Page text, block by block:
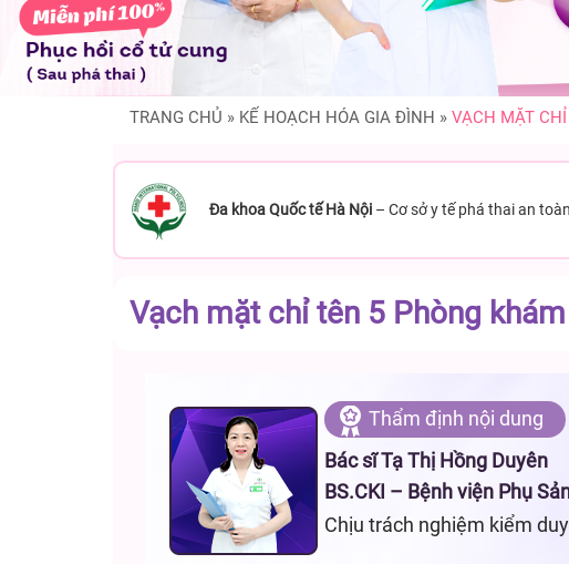
TRANG CHỦ » KẾ HOẠCH HÓA GIA ĐÌNH » VẠCH MẶT
Đa khoa Quốc tế Hà Nội – Cơ sở y tế phá thai an
Vạch mặt chỉ tên 5 Phòng
Thẩm định nội dung
Bác sĩ Tạ Thị Hồng Duyên
BS.CKI – Bệnh viện Phụ
Chịu trách nghiệm kiểm